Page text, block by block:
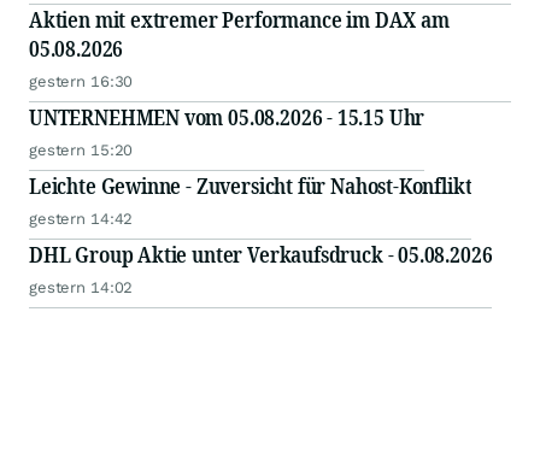
Aktien mit extremer Performance im DAX am
05.08.2026
gestern 16:30
UNTERNEHMEN vom 05.08.2026 - 15.15 Uhr
gestern 15:20
Leichte Gewinne - Zuversicht für Nahost-Konflikt
gestern 14:42
DHL Group Aktie unter Verkaufsdruck - 05.08.2026
gestern 14:02